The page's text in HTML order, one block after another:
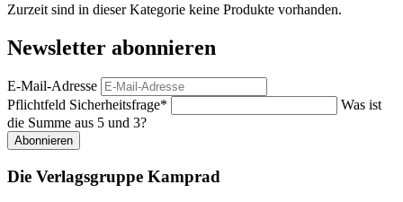
Zurzeit sind in dieser Kategorie keine Produkte vorhanden.
Newsletter abonnieren
E-Mail-Adresse
Pflichtfeld Sicherheitsfrage*
Was ist
die Summe aus 5 und 3?
Abonnieren
Die Verlagsgruppe Kamprad